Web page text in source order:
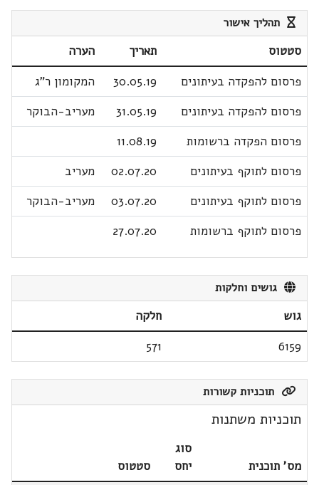
תהליך אישור
סטטוס תאריך
הערה
פרסום להפקדה בעיתונים
30.05.19
המקומון ר"ג
פרסום להפקדה בעיתונים
31.05.19
מעריב-הבוקר
פרסום הפקדה ברשומות
11.08.19
פרסום לתוקף בעיתונים
02.07.20
מעריב
פרסום לתוקף בעיתונים
03.07.20
מעריב-הבוקר
פרסום לתוקף ברשומות
27.07.20
גושים וחלקות
גוש
חלקה
6159
571
תוכניות קשורות
תוכניות משתנות
מס' תוכנית
סוג
יחס
סטטוס